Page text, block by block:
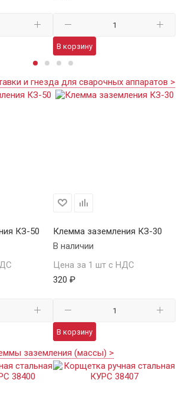
В корзину
и гнезда для сварочных аппаратов >
КЗ-50
Клемма заземления КЗ-30
В наличии
Цена за 1 шт с НДС
320 ₽
В корзину
заземления (массы) >